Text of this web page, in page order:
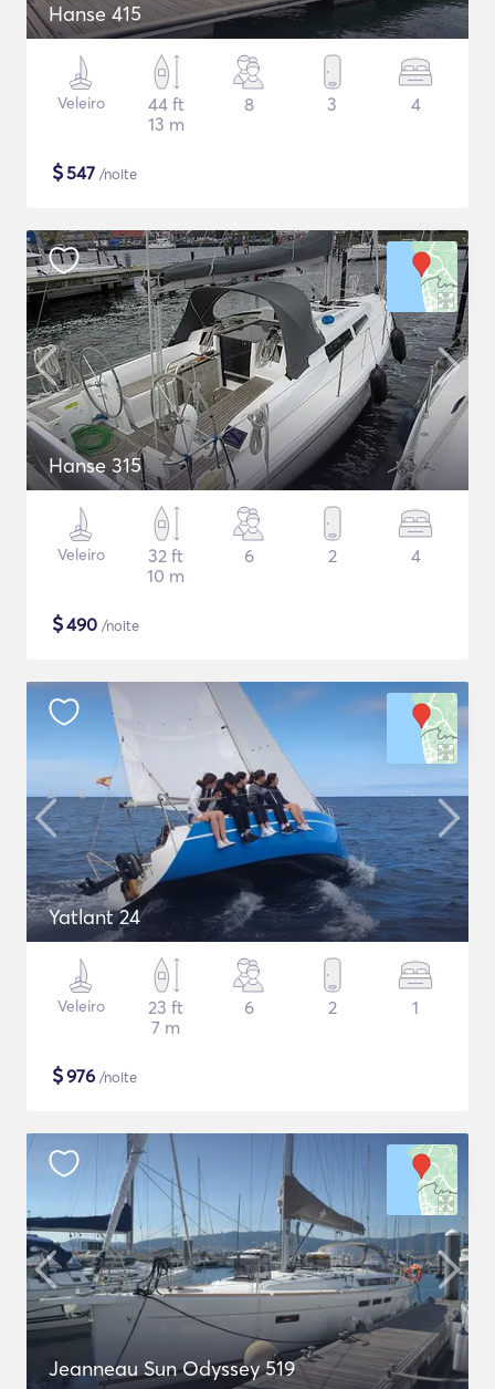
Hanse 415
Veleiro
44 ft
13 m
8 3 4
$547 /noite
Hanse 315
Veleiro
32 ft
10 m
6 2 4
$490 /noite
Yatlant 24
Veleiro
23 ft
7 m
6 2 1
$976 /noite
Jeanneau Sun Odyssey 519